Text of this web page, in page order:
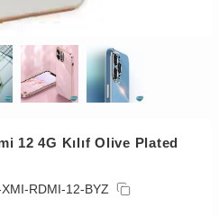
12 4G Kılıf Olive Plated
RDMI-12-BYZ